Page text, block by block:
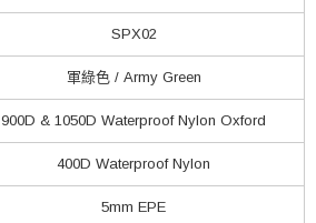
SPX02
軍綠色 / Army Green
900D & 1050D Waterproof Nylon Oxford
400D Waterproof Nylon
5mm EPE